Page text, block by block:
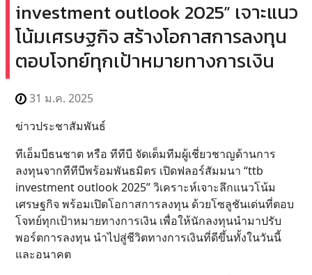
investment outlook 2025” เจาะแนว
โน้มเศรษฐกิจ สร้างโอกาสการลงทุน
ตอบโจทย์ทุกเป้าหมายทางการเงิน
31 ม.ค. 2025
ข่าวประชาสัมพันธ์
ทีเอ็มบีธนชาต หรือ ทีทีบี จัดเต็มทีมผู้เชี่ยวชาญด้านการ
ลงทุนจากทีทีบีพร้อมพันธมิตร เปิดฟลอร์สัมมนา “ttb
investment outlook 2025” วิเคราะห์เจาะลึกแนวโน้ม
เศรษฐกิจ พร้อมเปิดโอกาสการลงทุน ด้วยโซลูชันเด่นที่ตอบ
โจทย์ทุกเป้าหมายทางการเงิน เพื่อให้นักลงทุนนำมาปรับ
พอร์ตการลงทุน นำไปสู่ชีวิตทางการเงินที่ดีขึ้นทั้งในวันนี้
และอนาคต